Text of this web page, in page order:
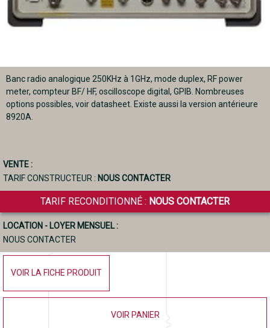
Banc radio analogique 250KHz à 1GHz, mode duplex, RF power
meter, compteur BF/ HF, oscilloscope digital, GPIB. Nombreuses
options possibles, voir datasheet. Existe aussi la version antérieure
8920A.
VENTE :
TARIF CONSTRUCTEUR : NOUS CONTACTER
TARIF RECONDITIONNÉ : NOUS CONTACTER
LOCATION - LOYER MENSUEL :
NOUS CONTACTER
VOIR LA FICHE PRODUIT
VOIR PANIER